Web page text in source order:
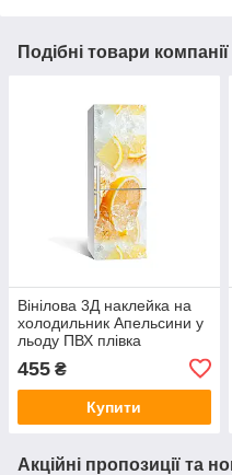
Подібні товари компанії
Вінілова 3Д наклейка на
холодильник Апельсини у
льоду ПВХ плівка
455 ₴
Купити
Акційні пропозиції та